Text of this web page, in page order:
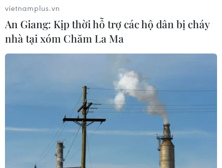
Theo dõi VietnamPlus
TIN LIÊN QUAN
vietnamplus.vn
An Giang: Kịp thời hỗ trợ các hộ dân bị cháy
nhà tại xóm Chăm La Ma